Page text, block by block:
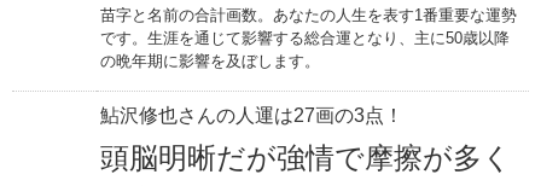
苗字と名前の合計画数。あなたの人生を表す1番重要な運勢
です。生涯を通じて影響する総合運となり、主に50歳以降
の晩年期に影響を及ぼします。
鮎沢修也さんの人運は27画の3点！
頭脳明晰だが強情で摩擦が多く